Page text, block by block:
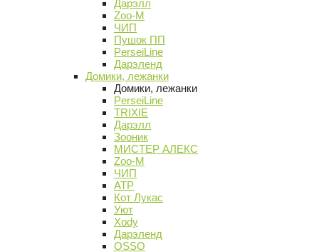
Дарэлл
Zoo-M
ЧИП
Пушок ПП
PerseiLine
Дарэленд
Домики, лежанки
Домики, лежанки
PerseiLine
TRIXIE
Дарэлл
Зооник
МИСТЕР АЛЕКС
Zoo-M
ЧИП
АТР
Кот Лукас
Уют
Xody
Дарэленд
OSSO